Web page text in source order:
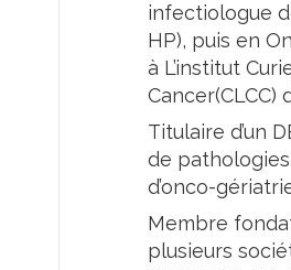
infectiologue
HP), puis en
à L’institut
Cancer(CLCC)
Titulaire d’un
de
d’onco-
Membre
plusieurs